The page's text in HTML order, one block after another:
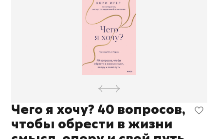
Чего я хочу? 40 вопросов,
чтобы обрести в жизни